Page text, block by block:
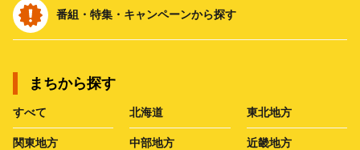
番組・特集・キャンペーンから探す
まちから探す
すべて 北海道 東北地方
関東地方 中部地方 近畿地方